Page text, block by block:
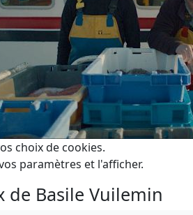
choix de cookies.
paramètres et l'afficher.
de Basile Vuilemin